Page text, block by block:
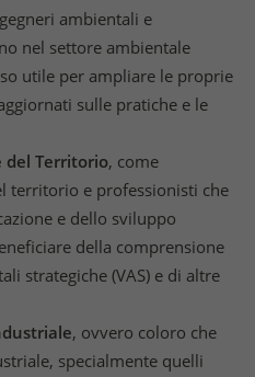
ambientali e
nel settore ambientale
utile per ampliare le proprie
sulle pratiche e le
del Territorio, come
territorio e professionisti che
e dello sviluppo
della comprensione
strategiche (VAS) e di altre
, ovvero coloro che
specialmente quelli